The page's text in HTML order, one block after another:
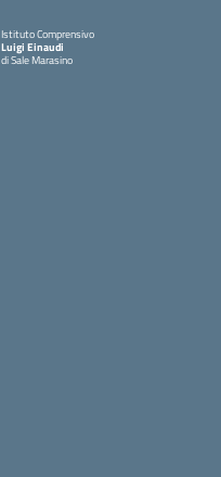
Istituto Comprensivo
Luigi Einaudi
di Sale Marasino